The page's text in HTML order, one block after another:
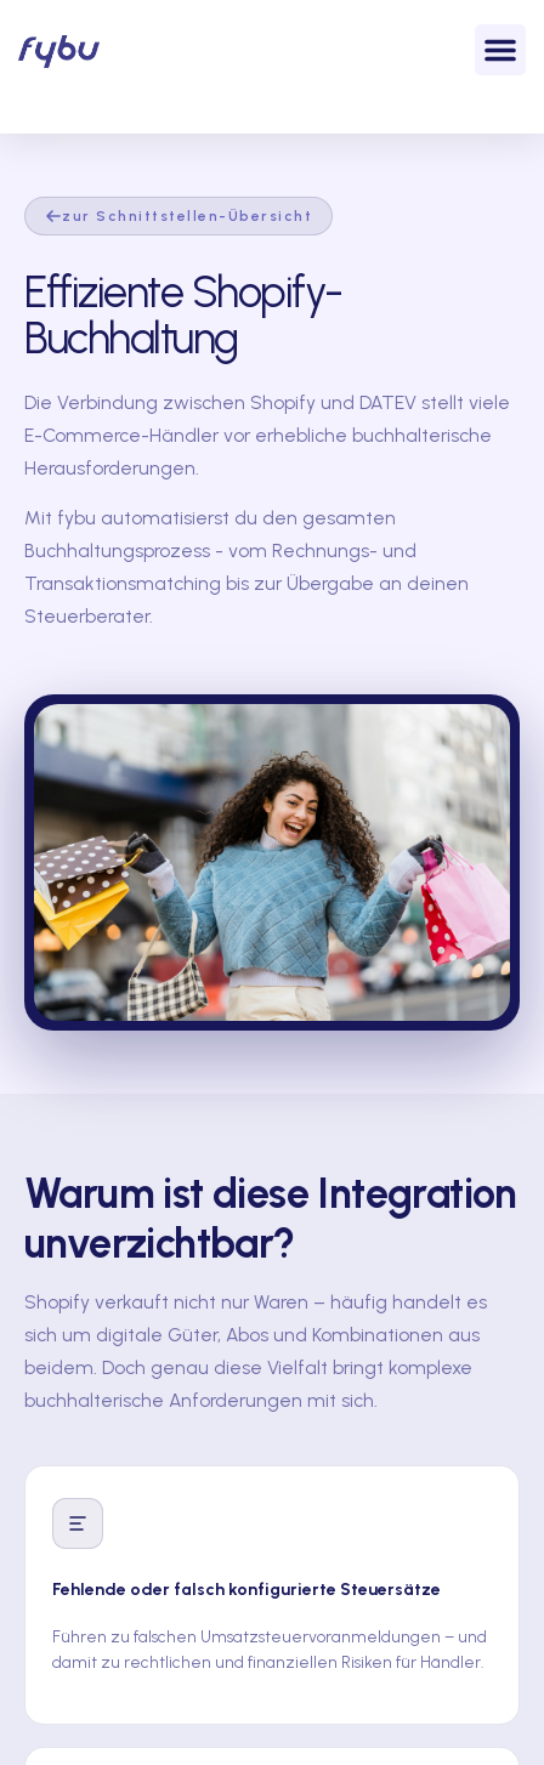
zur Schnittstellen-Übersicht
Effiziente Shopify-
Buchhaltung
Die Verbindung zwischen Shopify und DATEV stellt viele
E-Commerce-Händler vor erhebliche buchhalterische
Herausforderungen.
Mit fybu automatisierst du den gesamten
Buchhaltungsprozess - vom Rechnungs- und
Transaktionsmatching bis zur Übergabe an deinen
Steuerberater.
Warum ist diese Integration
unverzichtbar?
Shopify verkauft nicht nur Waren – häufig handelt es
sich um digitale Güter, Abos und Kombinationen aus
beidem. Doch genau diese Vielfalt bringt komplexe
buchhalterische Anforderungen mit sich.
Fehlende oder falsch konfigurierte Steuersätze
Führen zu falschen Umsatzsteuervoranmeldungen – und
damit zu rechtlichen und finanziellen Risiken für Händler.